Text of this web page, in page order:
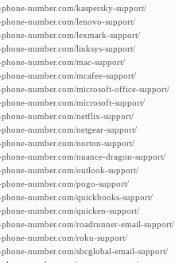
number.com/kaspersky-support/
number.com/lenovo-support/
number.com/lexmark-support/
number.com/linksys-support/
number.com/mac-support/
number.com/mcafee-support/
number.com/microsoft-office-support/
number.com/microsoft-support/
number.com/netflix-support/
number.com/netgear-support/
number.com/norton-support/
number.com/nuance-dragon-support/
number.com/outlook-support/
number.com/pogo-support/
number.com/quickbooks-support/
number.com/quicken-support/
number.com/roadrunner-email-support/
number.com/roku-support/
number.com/sbcglobal-email-support/